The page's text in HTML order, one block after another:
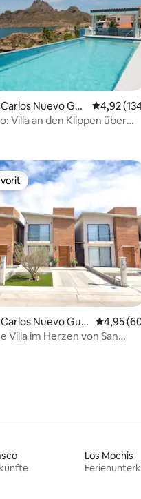
4,91 von 5, 11
Nuevo Gua
4,92
Villa an den Klippen über
4,68 von 5, 241
Carlos Nuevo Gua
4,95
Villa im Herzen von San
Los Mochis